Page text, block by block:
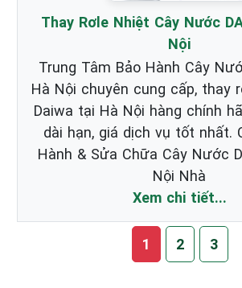
Thay Rơle Nhiệt Cây Nước
Nội
Trung Tâm Bảo Hành Cây
Hà Nội chuyên cung cấp, thay
Daiwa tại Hà Nội hàng chính
dài hạn, giá dịch vụ tốt nhất.
Hành & Sửa Chữa Cây Nước
Nội Nhà
Xem chi tiết...
1 2 3